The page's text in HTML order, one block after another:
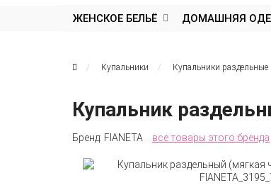
ЖЕНСКОЕ БЕЛЬЁ ДОМАШНЯЯ
Купальники Купальники раздельные
Купальник
Бренд: FIANETA все товары этого бренда